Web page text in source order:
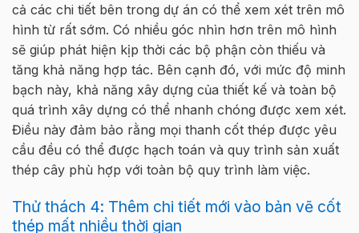
cả các chi tiết bên trong dự án có thể xem xét trên mô
hình từ rất sớm. Có nhiều góc nhìn hơn trên mô hình
sẽ giúp phát hiện kịp thời các bộ phận còn thiếu và
tăng khả năng hợp tác. Bên cạnh đó, với mức độ minh
bạch này, khả năng xây dựng của thiết kế và toàn bộ
quá trình xây dựng có thể nhanh chóng được xem xét.
Điều này đảm bảo rằng mọi thanh cốt thép được yêu
cầu đều có thể được hạch toán và quy trình sản xuất
thép cây phù hợp với toàn bộ quy trình làm việc.
Thử thách 4: Thêm chi tiết mới vào bản vẽ cốt
thép mất nhiều thời gian